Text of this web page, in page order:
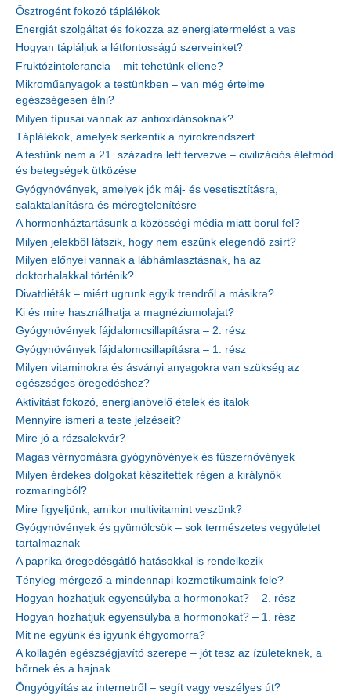
Ösztrogént fokozó táplálékok
Energiát szolgáltat és fokozza az energiatermelést a vas
Hogyan tápláljuk a létfontosságú szerveinket?
Fruktózintolerancia – mit tehetünk ellene?
Mikroműanyagok a testünkben – van még értelme
egészségesen élni?
Milyen típusai vannak az antioxidánsoknak?
Táplálékok, amelyek serkentik a nyirokrendszert
A testünk nem a 21. századra lett tervezve – civilizációs életmód
és betegségek ütközése
Gyógynövények, amelyek jók máj- és vesetisztításra,
salaktalanításra és méregtelenítésre
A hormonháztartásunk a közösségi média miatt borul fel?
Milyen jelekből látszik, hogy nem eszünk elegendő zsírt?
Milyen előnyei vannak a lábhámlasztásnak, ha az
doktorhalakkal történik?
Divatdiéták – miért ugrunk egyik trendről a másikra?
Ki és mire használhatja a magnéziumolajat?
Gyógynövények fájdalomcsillapításra – 2. rész
Gyógynövények fájdalomcsillapításra – 1. rész
Milyen vitaminokra és ásványi anyagokra van szükség az
egészséges öregedéshez?
Aktivitást fokozó, energianövelő ételek és italok
Mennyire ismeri a teste jelzéseit?
Mire jó a rózsalekvár?
Magas vérnyomásra gyógynövények és fűszernövények
Milyen érdekes dolgokat készítettek régen a királynők
rozmaringból?
Mire figyeljünk, amikor multivitamint veszünk?
Gyógynövények és gyümölcsök – sok természetes vegyületet
tartalmaznak
A paprika öregedésgátló hatásokkal is rendelkezik
Tényleg mérgező a mindennapi kozmetikumaink fele?
Hogyan hozhatjuk egyensúlyba a hormonokat? – 2. rész
Hogyan hozhatjuk egyensúlyba a hormonokat? – 1. rész
Mit ne együnk és igyunk éhgyomorra?
A kollagén egészségjavító szerepe – jót tesz az ízületeknek, a
bőrnek és a hajnak
Öngyógyítás az internetről – segít vagy veszélyes út?